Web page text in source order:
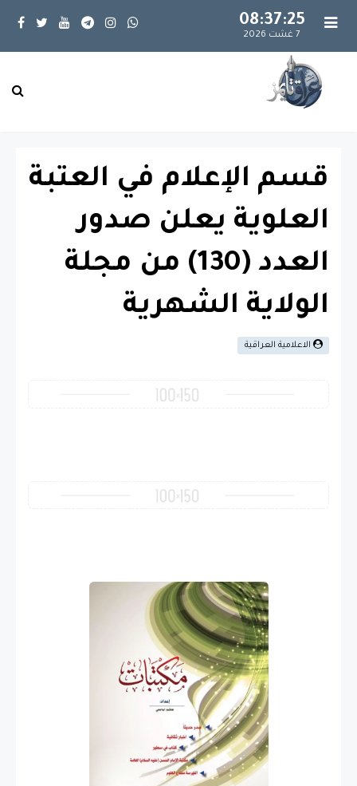
08:37:25
7 غشت 2026
قسم الإعلام في العتبة
العلوية يعلن صدور
العدد (130) من مجلة
الولاية الشهرية
الاعلامية العراقية